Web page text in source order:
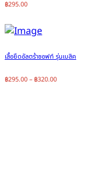
฿295.00
เสื้อยืดอัลตร้าซอฟท์ รุ่นเบสิค
฿295.00 – ฿320.00